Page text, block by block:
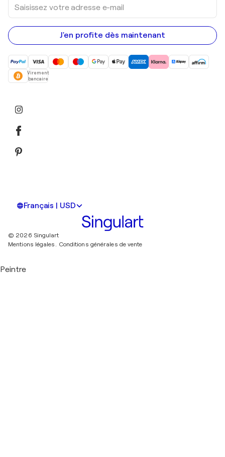
votre
adresse
e-
mail
J'en profite dès maintenant
Virement
bancaire
Français | USD
© 2026 Singulart
Mentions légales.
Conditions générales de vente
Peintre